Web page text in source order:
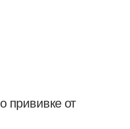
прививке от